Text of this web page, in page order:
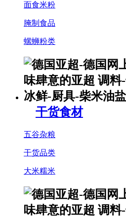
面食米粉
腌制食品
螺蛳粉类
干货食材
五谷杂粮
干货品类
大米糯米